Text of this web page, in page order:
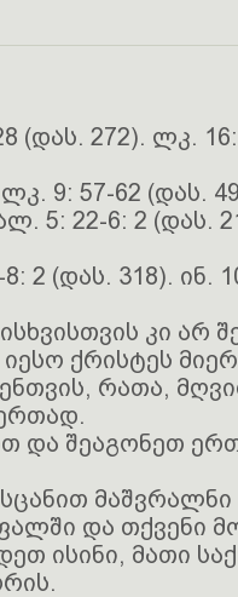
(დას. 272). ლკ.
9: 57-62 (დას.
5: 22-6: 2 (დას.
2 (დას. 318). ინ.
კი არ
ქრისტეს
რათა,
და შეაგონეთ
და თქვენი
ისინი, მათი